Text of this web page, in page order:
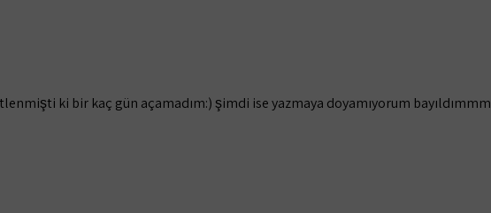
ki bir kaç gün açamadım:) şimdi ise yazmaya doyamıyorum bayıldımmm